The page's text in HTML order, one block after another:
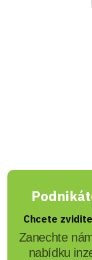
Chcete
Zanechte
nabídku